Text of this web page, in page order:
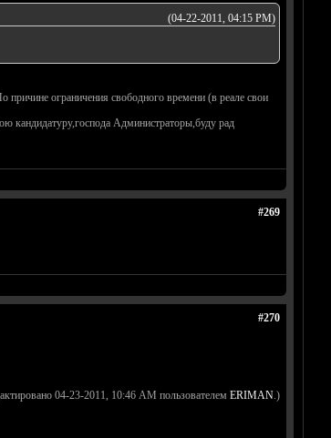
(04-22-2011, 04:15 PM)
причине ограничения свободного времени (в реале свои
кандидатуру,господа Администраторы,буду рад
#269
#270
04-23-2011, 10:46 AM пользователем ERIMAN.)